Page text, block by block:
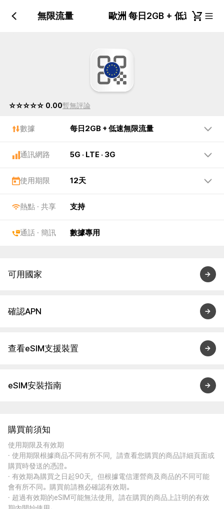
+ 低速無限流量 歐洲 每日2GB + 低速無限
☆☆☆☆☆ 0.00暫無評論
數據 每日2GB + 低速無限流量
通訊網路 5G · LTE · 3G
使用期限 12天
熱點 · 共享 支持
通話 · 簡訊 數據專用
可用國家
確認APN
查看eSIM支援裝置
eSIM安裝指南
購買前須知
使用期限及有效期
· 使用期限根據商品不同有所不同，請查看您購買的商品詳細頁面或
購買時發送的憑證。
· 有效期為購買之日起90天，但根據電信運營商及商品的不同可能
會有所不同。購買前請務必確認有效期。
· 超過有效期的eSIM可能無法使用，請在購買的商品上註明的有效